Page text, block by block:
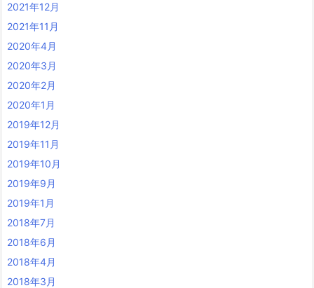
2021年12月
2021年11月
2020年4月
2020年3月
2020年2月
2020年1月
2019年12月
2019年11月
2019年10月
2019年9月
2019年1月
2018年7月
2018年6月
2018年4月
2018年3月